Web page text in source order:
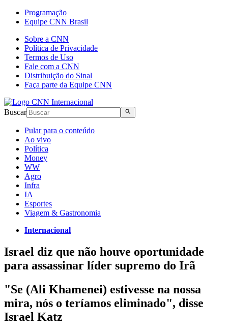
Programação
Equipe CNN Brasil
Sobre a CNN
Política de Privacidade
Termos de Uso
Fale com a CNN
Distribuição do Sinal
Faça parte da Equipe CNN
Buscar
Pular para o conteúdo
Ao vivo
Política
Money
WW
Agro
Infra
IA
Esportes
Viagem & Gastronomia
Internacional
Israel diz que não houve oportunidade
para assassinar líder supremo do Irã
"Se (Ali Khamenei) estivesse na nossa
mira, nós o teríamos eliminado", disse
Israel Katz